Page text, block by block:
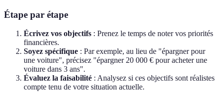
Étape par étape
Écrivez vos objectifs : Prenez le temps de noter vos priorités
financières.
Soyez spécifique : Par exemple, au lieu de "épargner pour
une voiture", précisez "épargner 20 000 € pour acheter une
voiture dans 3 ans".
Évaluez la faisabilité : Analysez si ces objectifs sont réalistes
compte tenu de votre situation actuelle.